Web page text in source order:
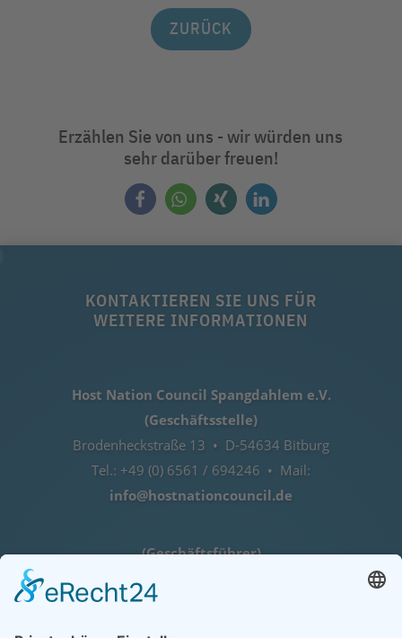
ZURÜCK
Erzählen Sie von uns - wir würden uns
sehr darüber freuen!
KONTAKTIEREN SIE UNS FÜR
WEITERE INFORMATIONEN
Host Nation Council Spangdahlem e.V.
(Geschäftsstelle)
Brodenheckstraße 13 • D-54634 Bitburg
Tel.: +49 (0) 6561 / 694246 • Mail:
info@hostnationcouncil.de
(Geschäftsführer)
Tel.: +49 (0) 172 / 6842635